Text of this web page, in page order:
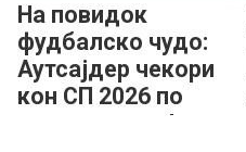
На повидок
фудбалско чудо:
Аутсајдер чекори
кон СП 2026 по
половина век!